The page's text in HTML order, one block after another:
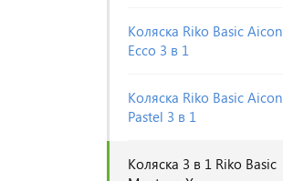
Коляска Riko Basic Aicon
Ecco 3 в 1
Коляска Riko Basic Aicon
Pastel 3 в 1
Коляска 3 в 1 Riko Basic